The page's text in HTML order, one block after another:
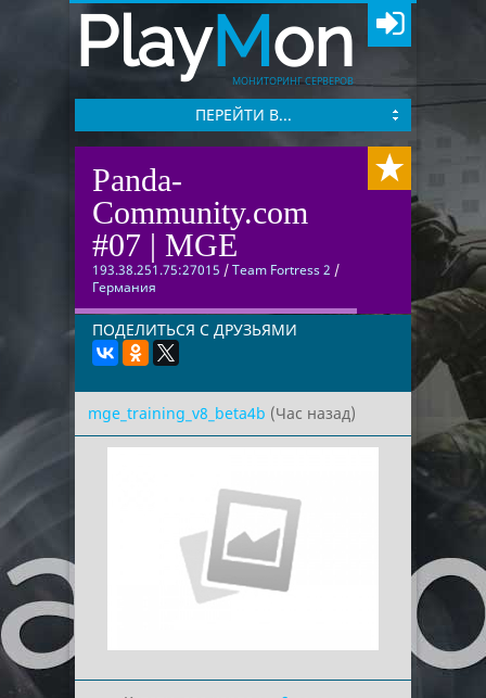
PlayMon
МОНИТОРИНГ СЕРВЕРОВ
ПЕРЕЙТИ В...
Panda-
Community.com
#07 | MGE
193.38.251.75:27015 /Team Fortress 2 /
Германия
ПОДЕЛИТЬСЯ С ДРУЗЬЯМИ
mge_training_v8_beta4b (Час назад)